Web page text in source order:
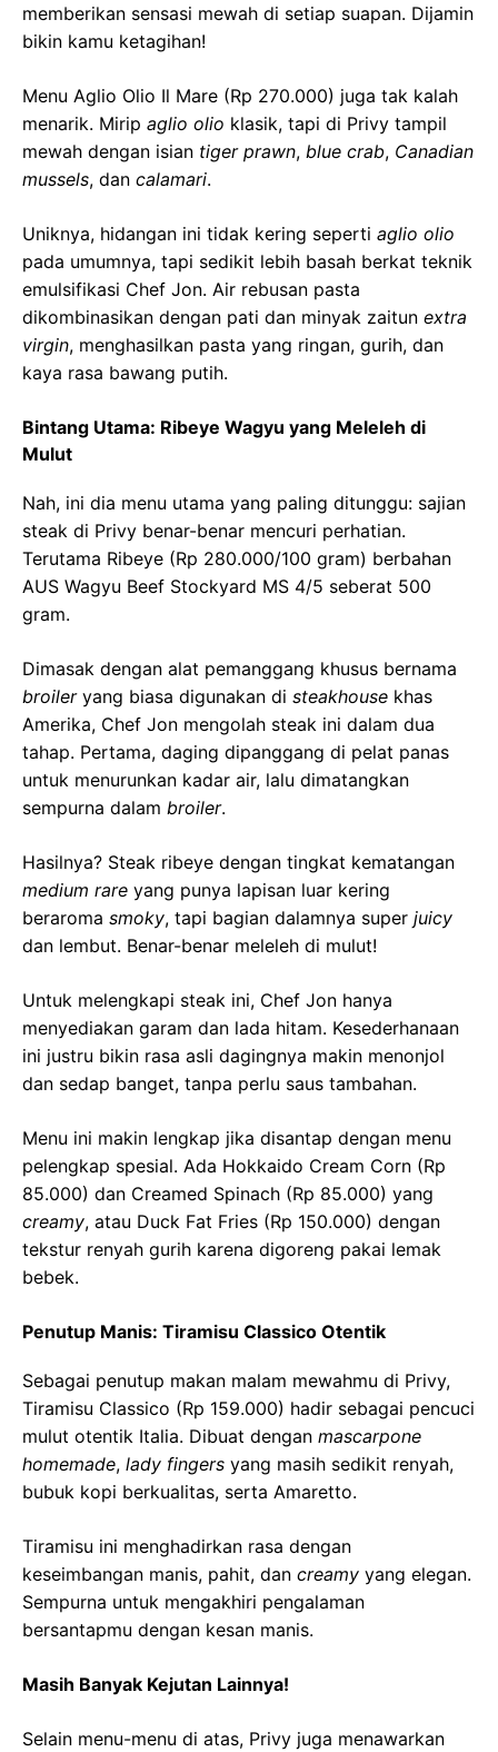
memberikan sensasi mewah di setiap suapan. Dijamin
bikin kamu ketagihan!
Menu Aglio Olio Il Mare (Rp 270.000) juga tak kalah
menarik. Mirip aglio olio klasik, tapi di Privy tampil
mewah dengan isian tiger prawn, blue crab, Canadian
mussels, dan calamari.
Uniknya, hidangan ini tidak kering seperti aglio olio
pada umumnya, tapi sedikit lebih basah berkat teknik
emulsifikasi Chef Jon. Air rebusan pasta
dikombinasikan dengan pati dan minyak zaitun extra
virgin, menghasilkan pasta yang ringan, gurih, dan
kaya rasa bawang putih.
Bintang Utama: Ribeye Wagyu yang Meleleh di
Mulut
Nah, ini dia menu utama yang paling ditunggu: sajian
steak di Privy benar-benar mencuri perhatian.
Terutama Ribeye (Rp 280.000/100 gram) berbahan
AUS Wagyu Beef Stockyard MS 4/5 seberat 500
gram.
Dimasak dengan alat pemanggang khusus bernama
broileryang biasa digunakan di steakhouse khas
Amerika, Chef Jon mengolah steak ini dalam dua
tahap. Pertama, daging dipanggang di pelat panas
untuk menurunkan kadar air, lalu dimatangkan
sempurna dalam broiler.
Hasilnya? Steak ribeye dengan tingkat kematangan
medium rare yang punya lapisan luar kering
beraroma smoky, tapi bagian dalamnya super juicy
dan lembut. Benar-benar meleleh di mulut!
Untuk melengkapi steak ini, Chef Jon hanya
menyediakan garam dan lada hitam. Kesederhanaan
ini justru bikin rasa asli dagingnya makin menonjol
dan sedap banget, tanpa perlu saus tambahan.
Menu ini makin lengkap jika disantap dengan menu
pelengkap spesial. Ada Hokkaido Cream Corn (Rp
85.000) dan Creamed Spinach (Rp 85.000) yang
creamy, atau Duck Fat Fries (Rp 150.000) dengan
tekstur renyah gurih karena digoreng pakai lemak
bebek.
Penutup Manis: Tiramisu Classico Otentik
Sebagai penutup makan malam mewahmu di Privy,
Tiramisu Classico (Rp 159.000) hadir sebagai pencuci
mulut otentik Italia. Dibuat dengan mascarpone
homemade, lady fingers yang masih sedikit renyah,
bubuk kopi berkualitas, serta Amaretto.
Tiramisu ini menghadirkan rasa dengan
keseimbangan manis, pahit, dan creamy yang elegan.
Sempurna untuk mengakhiri pengalaman
bersantapmu dengan kesan manis.
Masih Banyak Kejutan Lainnya!
Selain menu-menu di atas, Privy juga menawarkan